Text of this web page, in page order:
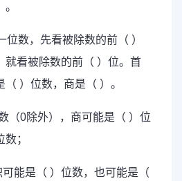
数，先看被除数的前（ ）
就看被除数的前（ ）位。首
）位数，商是（ ）。
（0除外），商可能是（ ）位
；
能是（ ）位数，也可能是（